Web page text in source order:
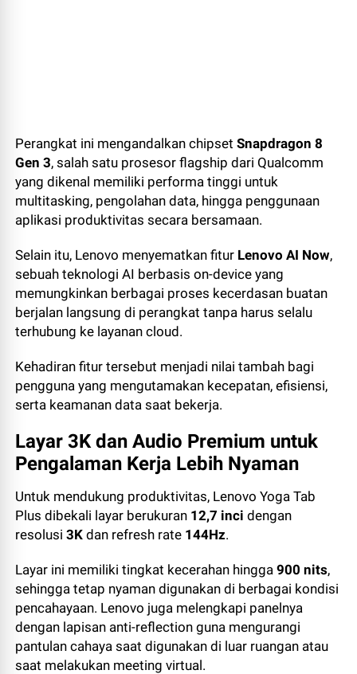
Perangkat ini mengandalkan chipsetSnapdragon 8
Gen 3, salah satu prosesor flagship dari Qualcomm
yang dikenal memiliki performa tinggi untuk
multitasking, pengolahan data, hingga penggunaan
aplikasi produktivitas secara bersamaan.
Selain itu, Lenovo menyematkan fitur Lenovo AI Now,
sebuah teknologi AI berbasis on-device yang
memungkinkan berbagai proses kecerdasan buatan
berjalan langsung di perangkat tanpa harus selalu
terhubung ke layanan cloud.
Kehadiran fitur tersebut menjadi nilai tambah bagi
pengguna yang mengutamakan kecepatan, efisiensi,
serta keamanan data saat bekerja.
Layar 3K dan Audio Premium untuk
Pengalaman Kerja Lebih Nyaman
Untuk mendukung produktivitas, Lenovo Yoga Tab
Plus dibekali layar berukuran 12,7 inci dengan
resolusi3K dan refresh rate 144Hz.
Layar ini memiliki tingkat kecerahan hingga900 nits,
sehingga tetap nyaman digunakan di berbagai kondisi
pencahayaan. Lenovo juga melengkapi panelnya
dengan lapisan anti-reflection guna mengurangi
pantulan cahaya saat digunakan di luar ruangan atau
saat melakukan meeting virtual.